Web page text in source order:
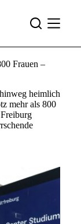
Frauen –
heimlich
mehr als 800